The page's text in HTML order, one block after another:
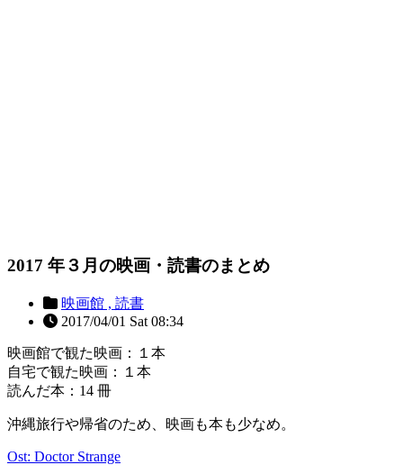
2017 年３月の映画・読書のまとめ
映画館 , 読書
2017/04/01 Sat 08:34
映画館で観た映画：１本
自宅で観た映画：１本
読んだ本：14 冊
沖縄旅行や帰省のため、映画も本も少なめ。
Ost: Doctor Strange